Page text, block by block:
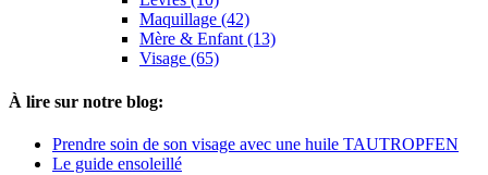
Maquillage (42)
Mère & Enfant (13)
Visage (65)
À lire sur notre blog:
Prendre soin de son visage avec une huile TAUTROPFEN
Le guide ensoleillé